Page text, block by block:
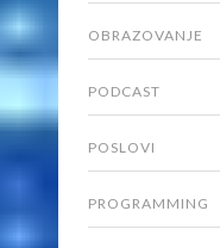
OBRAZOVANJE
PODCAST
POSLOVI
PROGRAMMING